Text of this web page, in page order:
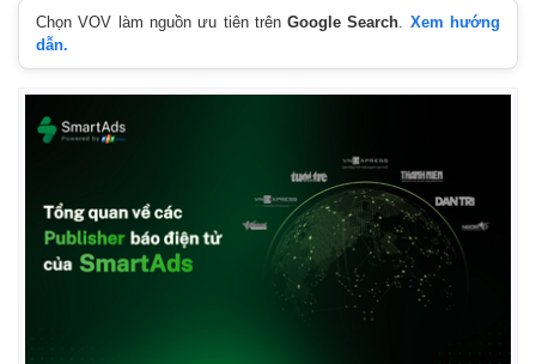
Chọn VOV làm nguồn ưu tiên trênGoogle Search
Xem hướng
dẫn.